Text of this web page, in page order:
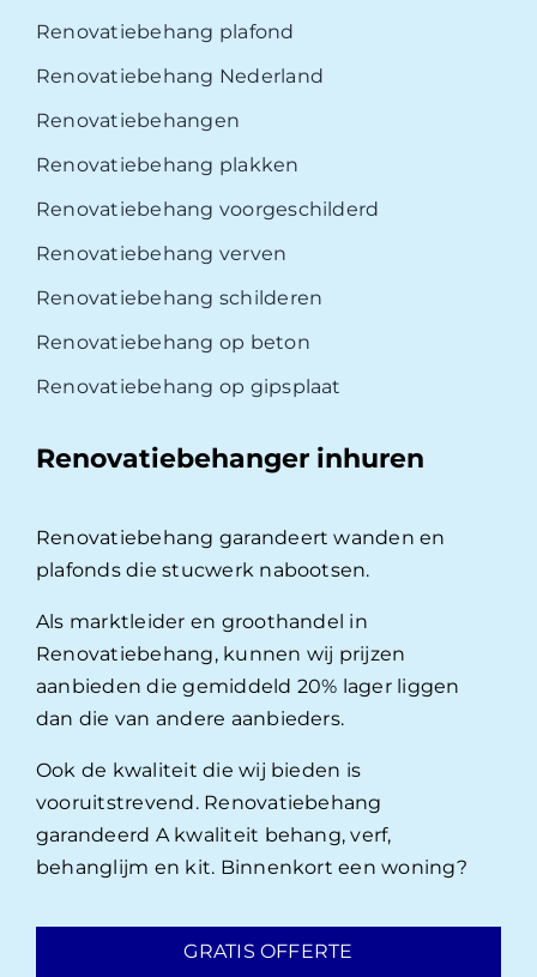
Renovatiebehang plafond
Renovatiebehang Nederland
Renovatiebehangen
Renovatiebehang plakken
Renovatiebehang voorgeschilderd
Renovatiebehang verven
Renovatiebehang schilderen
Renovatiebehang op beton
Renovatiebehang op gipsplaat
Renovatiebehanger inhuren
Renovatiebehang garandeert wanden en
plafonds die stucwerk nabootsen.
Als marktleider en groothandel in
Renovatiebehang, kunnen wij prijzen
aanbieden die gemiddeld 20% lager liggen
dan die van andere aanbieders.
Ook de kwaliteit die wij bieden is
vooruitstrevend. Renovatiebehang
garandeerd A kwaliteit behang, verf,
behanglijm en kit. Binnenkort een woning?
GRATIS OFFERTE